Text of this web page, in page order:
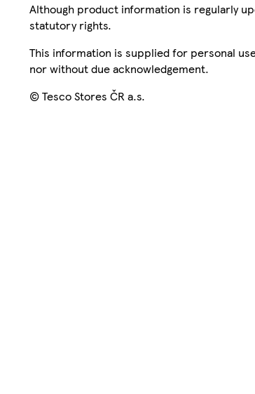
Although product information is regularly
statutory rights.
This information is supplied for personal
nor without due acknowledgement.
© Tesco Stores ČR a.s.